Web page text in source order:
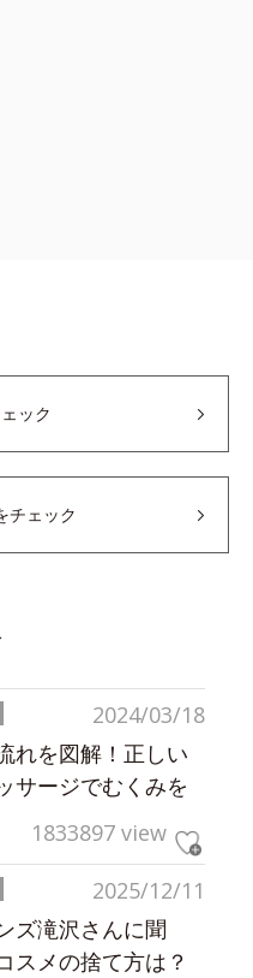
ック
チェック
2024/03/18
れを図解！正しい
サージでむくみを
1833897 view
2025/12/11
ズ滝沢さんに聞
スメの捨て方は？